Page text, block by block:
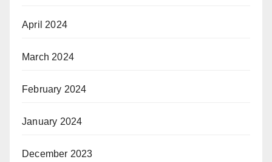
April 2024
March 2024
February 2024
January 2024
December 2023